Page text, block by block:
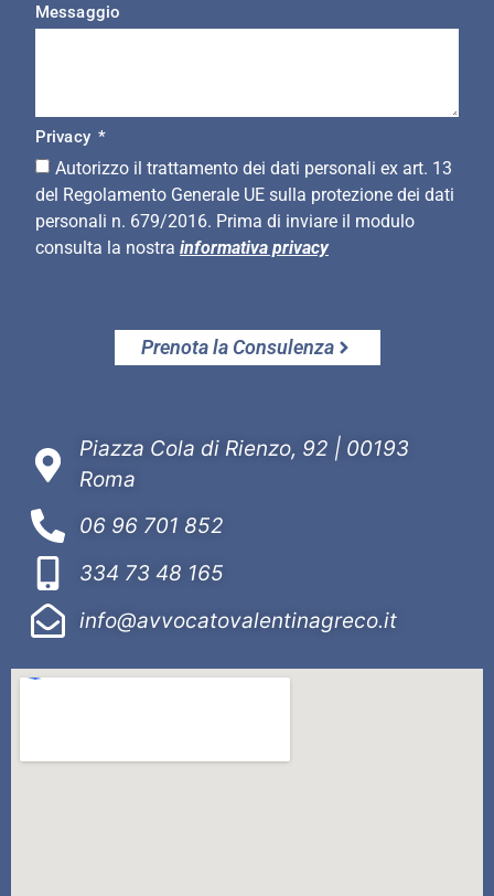
Messaggio
Privacy
Autorizzo il trattamento dei dati personali ex art. 13
del Regolamento Generale UE sulla protezione dei dati
personali n. 679/2016. Prima di inviare il modulo
consulta la nostra informativa privacy
Prenota la Consulenza
Piazza Cola di Rienzo, 92 | 00193
Roma
06 96 701 852
334 73 48 165
info@avvocatovalentinagreco.it